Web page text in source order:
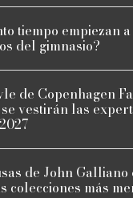
tiempo empiezan
del gimnasio?
de Copenhagen
se vestirán las
de John
colecciones más